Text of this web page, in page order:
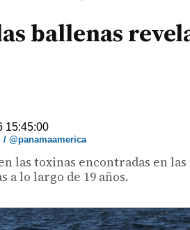
ballenas
15:45:00
/ @panamaamerica
las toxinas encontradas en
a lo largo de 19 años.